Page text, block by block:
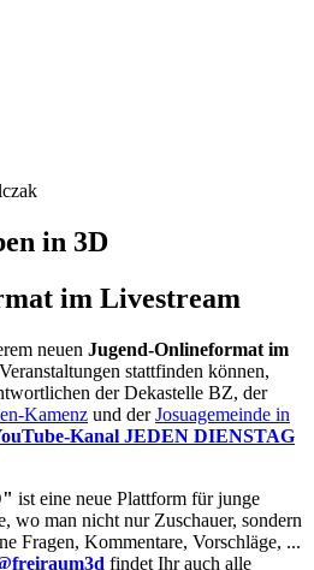
in 3D
im Livestream
neuen Jugend-Onlineformat im
stattfinden können,
der Dekastelle BZ, der
Kamenz und derJosuagemeinde in
Kanal JEDEN DIENSTAG
ist eine neue Plattform für junge
wo man nicht nur Zuschauer, sondern
Fragen, Kommentare, Vorschläge, ...
findet Ihr auch alle